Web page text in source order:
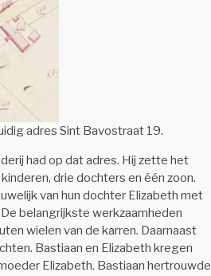
adres Sint Bavostraat 19.
had op dat adres. Hij zette het
drie dochters en één zoon.
van hun dochter Elizabeth met
belangrijkste werkzaamheden
wielen van de karren. Daarnaast
Bastiaan en Elizabeth kregen
Elizabeth. Bastiaan hertrouwde